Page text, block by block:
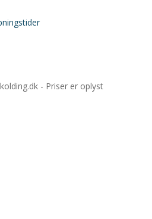
- Priser er oplyst